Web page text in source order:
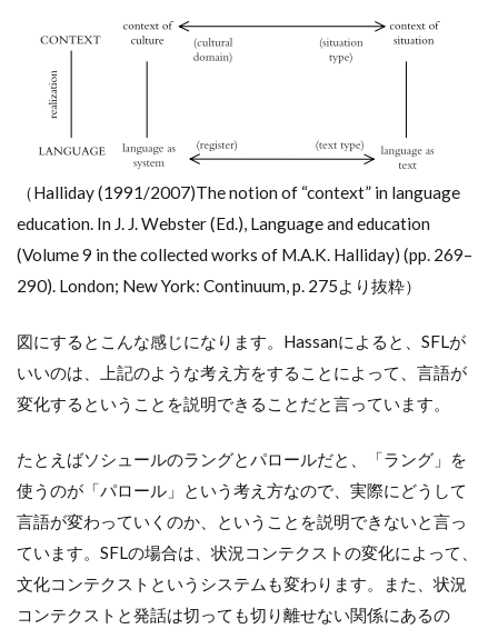
（Halliday (1991/2007)The notion of “context” in language
education. In J. J. Webster (Ed.), Language and education
(Volume 9 in the collected works of M.A.K. Halliday) (pp. 269–
290). London; New York: Continuum, p. 275より抜粋）
図にするとこんな感じになります。Hassanによると、SFLが
いいのは、上記のような考え方をすることによって、言語が
変化するということを説明できることだと言っています。
たとえばソシュールのラングとパロールだと、「ラング」を
使うのが「パロール」という考え方なので、実際にどうして
言語が変わっていくのか、ということを説明できないと言っ
ています。SFLの場合は、状況コンテクストの変化によって、
文化コンテクストというシステムも変わります。また、状況
コンテクストと発話は切っても切り離せない関係にあるの